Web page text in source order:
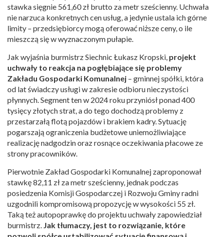
stawka sięgnie 561,60 zł brutto za metr sześcienny. Uchwała
nie narzuca konkretnych cen usług, a jedynie ustala ich górne
limity – przedsiębiorcy mogą oferować niższe ceny, o ile
mieszczą się w wyznaczonym pułapie.
Jak wyjaśnia burmistrz Siechnic Łukasz Kropski, projekt
uchwały to reakcja na pogłębiające się problemy
Zakładu Gospodarki Komunalnej – gminnej spółki, która
od lat świadczy usługi w zakresie odbioru nieczystości
płynnych. Segment ten w 2024 roku przyniósł ponad 400
tysięcy złotych strat, a do tego dochodzą problemy z
przestarzałą flotą pojazdów i brakiem kadry. Sytuację
pogarszają ograniczenia budżetowe uniemożliwiające
realizację nadgodzin oraz rosnące oczekiwania płacowe ze
strony pracowników.
Pierwotnie Zakład Gospodarki Komunalnej zaproponował
stawkę 82,11 zł za metr sześcienny, jednak podczas
posiedzenia Komisji Gospodarczej i Rozwoju Gminy radni
uzgodnili kompromisową propozycję w wysokości 55 zł.
Taką też autopoprawkę do projektu uchwały zapowiedział
burmistrz. Jak tłumaczy, jest to rozwiązanie, które